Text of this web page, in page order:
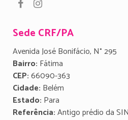
Sede CRF/PA
Avenida José Bonifácio, N° 295
Bairro: Fátima
CEP:66090-363
Cidade: Belém
Estado: Para
Referência:Antigo prédio da